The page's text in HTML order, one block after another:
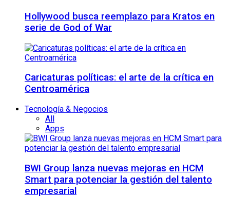
Hollywood busca reemplazo para Kratos en
serie de God of War
Caricaturas políticas: el arte de la crítica en
Centroamérica
Tecnología & Negocios
All
Apps
BWI Group lanza nuevas mejoras en HCM
Smart para potenciar la gestión del talento
empresarial